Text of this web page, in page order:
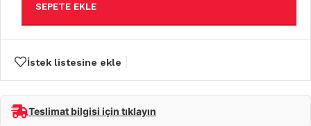
SEPETE EKLE
İstek listesine ekle
Teslimat bilgisi için tıklayın